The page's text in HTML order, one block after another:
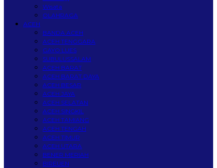
Wisata
OLAHRAGA
ACEH
BANDA ACEH
ACEH TENGGARA
GAYO LUES
SUBULUSSALAM
ACEH BARAT
ACEH BARAT DAYA
ACEH BESAR
ACEH JAYA
ACEH SELATAN
ACEH SINGKIL
ACEH TAMIANG
ACEH TENGAH
ACEH TIMUR
ACEH UTARA
BENER MERIAH
BIREUEN